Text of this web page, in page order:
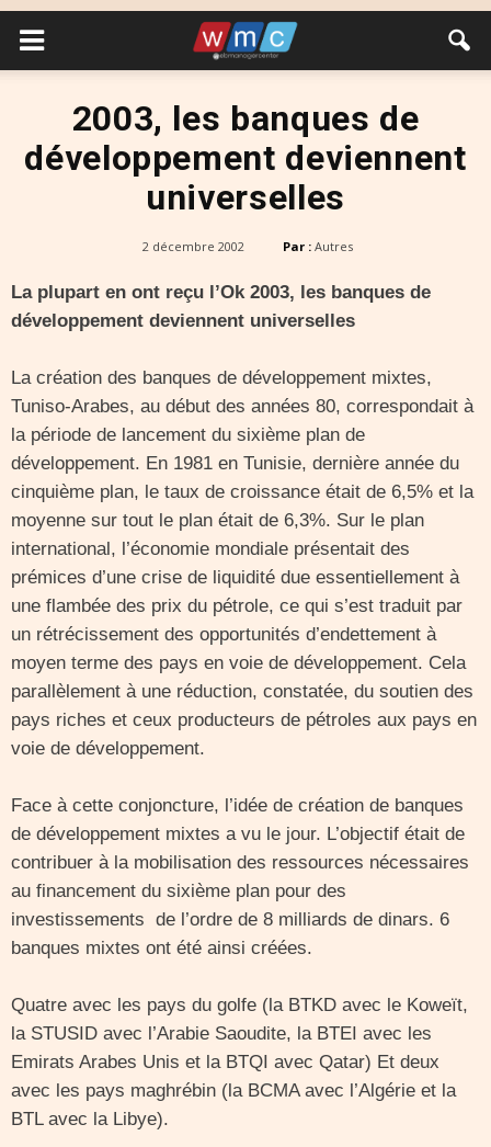
2003, les banques de
développement deviennent
universelles
2 décembre 2002 Par : Autres
La plupart en ont reçu l’Ok 2003, les banques de
développement deviennent universelles
La création des banques de développement mixtes,
Tuniso-Arabes, au début des années 80, correspondait à
la période de lancement du sixième plan de
développement. En 1981 en Tunisie, dernière année du
cinquième plan, le taux de croissance était de 6,5% et la
moyenne sur tout le plan était de 6,3%. Sur le plan
international, l’économie mondiale présentait des
prémices d’une crise de liquidité due essentiellement à
une flambée des prix du pétrole, ce qui s’est traduit par
un rétrécissement des opportunités d’endettement à
moyen terme des pays en voie de développement. Cela
parallèlement à une réduction, constatée, du soutien des
pays riches et ceux producteurs de pétroles aux pays en
voie de développement.
Face à cette conjoncture, l’idée de création de banques
de développement mixtes a vu le jour. L’objectif était de
contribuer à la mobilisation des ressources nécessaires
au financement du sixième plan pour des
investissements de l’ordre de 8 milliards de dinars. 6
banques mixtes ont été ainsi créées.
Quatre avec les pays du golfe (la BTKD avec le Koweït,
la STUSID avec l’Arabie Saoudite, la BTEI avec les
Emirats Arabes Unis et la BTQI avec Qatar) Et deux
avec les pays maghrébin (la BCMA avec l’Algérie et la
BTL avec la Libye).